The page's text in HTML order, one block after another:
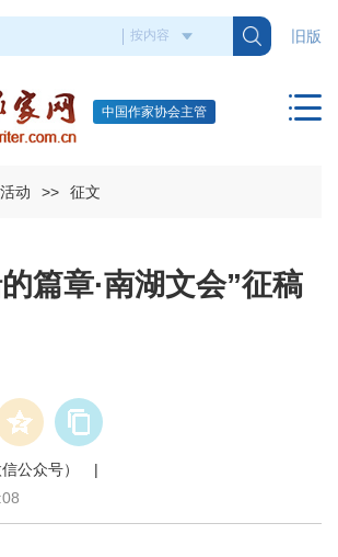
旧版
中国作家协会主管
活动 >> 征文
篇章·南湖文会”征稿
微信公众号） |